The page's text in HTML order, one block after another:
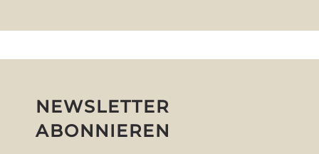
NEWSLETTER
ABONNIEREN